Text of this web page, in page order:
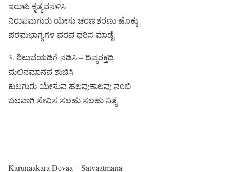
ಇರುಳು ಕೃತ್ಯವನಳಿಸಿ
ನಿರುಪಮಗುರು ಯೇಸು ಚರಣಶರಣು ಹೊಕ್ಕು
ಪರಮಭಾಗ್ಯಗಳ ವರವ ಧರಿಸ ಮಾಡೈ
3. ಶಿಲುಬೆಯಡಿಗೆ ನಡಿಸಿ – ದಿವ್ಯರಕ್ತದಿ
ಮಲಿನಮಾನವ ಶುಚಿಸಿ
ಕುಲಗುರು ಯೇಸುವ ಹಲವುಕಾಲವು ನಂಬಿ
ಬಲವಾಗಿ ಸೇವಿಸ ಸಲಹು ಸಲಹು ನಿತ್ಯ
Karunaakara Devaa – Satyaatmana